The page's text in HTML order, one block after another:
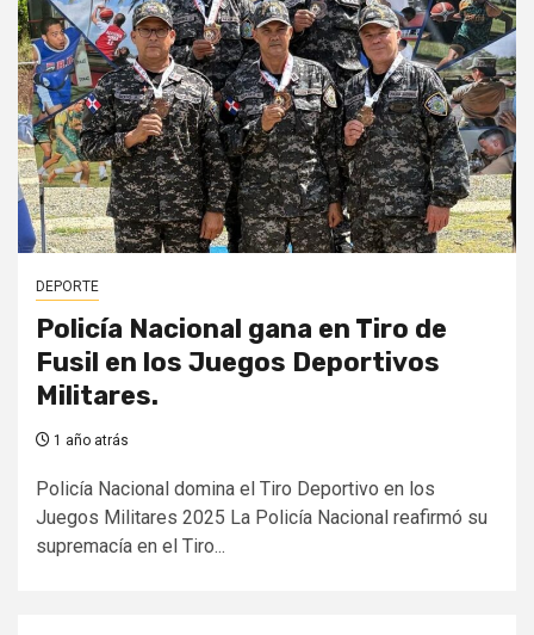
DEPORTE
Policía Nacional gana en Tiro de
Fusil en los Juegos Deportivos
Militares.
1 año atrás
Policía Nacional domina el Tiro Deportivo en los
Juegos Militares 2025 La Policía Nacional reafirmó su
supremacía en el Tiro...